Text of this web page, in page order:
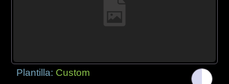
Plantilla: Custom